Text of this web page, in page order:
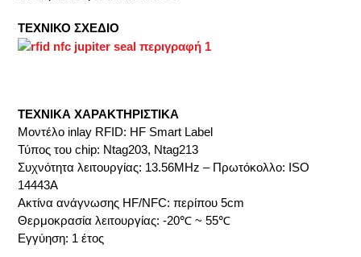
ΤΕΧΝΙΚΟ ΣΧΕΔΙΟ
ΤΕΧΝΙΚΑ ΧΑΡΑΚΤΗΡΙΣΤΙΚΑ
Μοντέλο inlay RFID: HF Smart Label
Τύπος του chip: Ntag203, Ntag213
Συχνότητα λειτουργίας: 13.56MHz – Πρωτόκολλο: ISO
14443A
Ακτίνα ανάγνωσης HF/NFC: περίπου 5cm
Θερμοκρασία λειτουργίας: -20℃ ~ 55℃
Εγγύηση: 1 έτος